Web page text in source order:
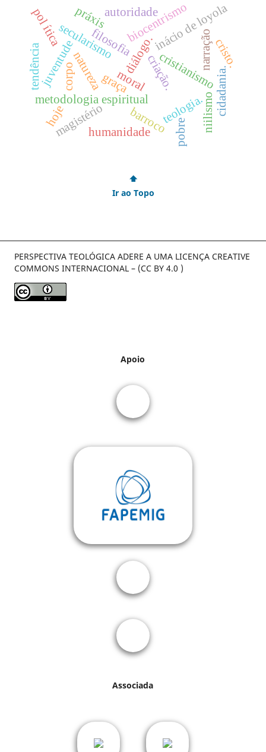
cristianismo
graça
diálogo.
inácio de loyola
narração
metodologia espiritual
barroco
natureza
filosofia
magistério teologia.niilismo
secularismo biocentrismo
criação.
juventude moral
autoridade
corpo
pol ítica
humanidade
cristo.
práxis
pobre
cidadania.
tendência
hoje
⬆
Ir ao Topo
PERSPECTIVA TEOLÓGICA ADERE A UMA LICENÇA CREATIVE
COMMONS INTERNACIONAL – (CC BY 4.0 )
Apoio
Associada